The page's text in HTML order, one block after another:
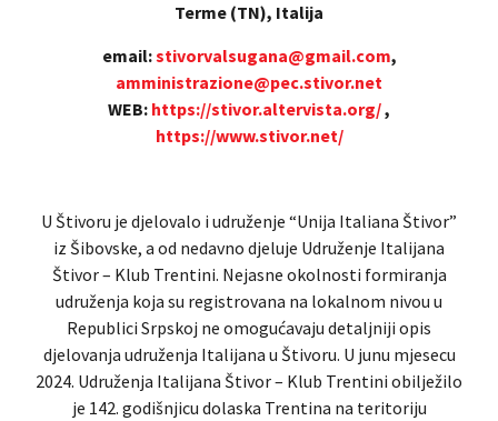
Terme (TN), Italija
email:stivorvalsugana@gmail.com,
amministrazione@pec.stivor.net
WEB: https://stivor.altervista.org/,
https://www.stivor.net/
U Štivoru je djelovalo i udruženje “Unija Italiana Štivor”
iz Šibovske, a od nedavno djeluje Udruženje Italijana
Štivor – Klub Trentini. Nejasne okolnosti formiranja
udruženja koja su registrovana na lokalnom nivou u
Republici Srpskoj ne omogućavaju detaljniji opis
djelovanja udruženja Italijana u Štivoru. U junu mjesecu
2024. Udruženja Italijana Štivor – Klub Trentini obilježilo
je 142. godišnjicu dolaska Trentina na teritoriju